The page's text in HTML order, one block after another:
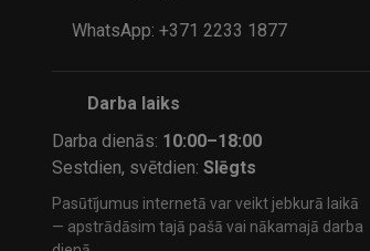
WhatsApp: +371 2233 1877
Darba laiks
Darba dienās: 10:00–18:00
Sestdien, svētdien:Slēgts
Pasūtījumus internetā var veikt jebkurā laikā
— apstrādāsim tajā pašā vai nākamajā darba